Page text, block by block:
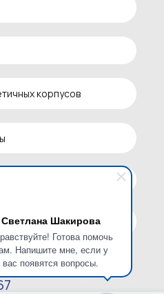
Светлана Шакирова
Готова помочь
Напишите мне, если у
вас появятся вопросы.
корпусов